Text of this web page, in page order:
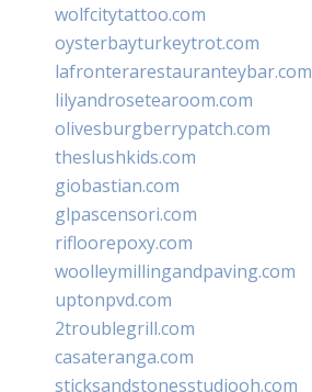
wolfcitytattoo.com
oysterbayturkeytrot.com
lafronterarestauranteybar.com
lilyandrosetearoom.com
olivesburgberrypatch.com
theslushkids.com
giobastian.com
glpascensori.com
rifloorepoxy.com
woolleymillingandpaving.com
uptonpvd.com
2troublegrill.com
casateranga.com
sticksandstonesstudiooh.com